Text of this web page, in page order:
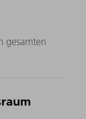
gesamten